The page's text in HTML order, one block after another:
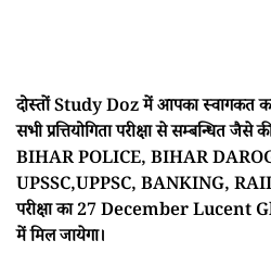
दोस्तों Study Doz में आपका स्वागकत
सभी प्रत्तियोगिता परीक्षा से सम्बन्धित
BIHAR POLICE, BIHAR
UPSSC,UPPSC, BANKING,
परीक्षा का 27 December
में मिल जायेगा।